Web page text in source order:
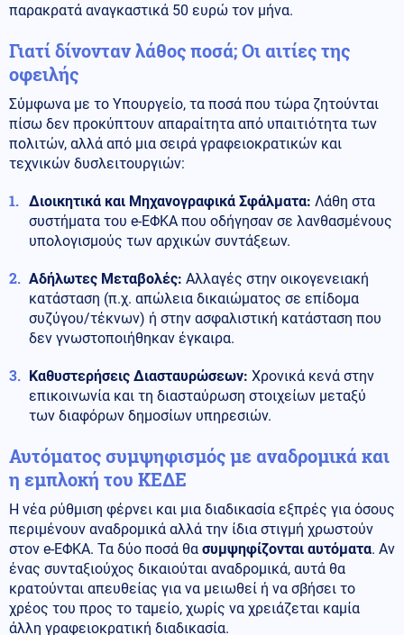
παρακρατά αναγκαστικά 50 ευρώ τον μήνα.
Γιατί δίνονταν λάθος ποσά; Οι αιτίες της
οφειλής
Σύμφωνα με το Υπουργείο, τα ποσά που τώρα ζητούνται
πίσω δεν προκύπτουν απαραίτητα από υπαιτιότητα των
πολιτών, αλλά από μια σειρά γραφειοκρατικών και
τεχνικών δυσλειτουργιών:
Διοικητικά και Μηχανογραφικά Σφάλματα: Λάθη στα
συστήματα του e-ΕΦΚΑ που οδήγησαν σε λανθασμένους
υπολογισμούς των αρχικών συντάξεων.
Αδήλωτες Μεταβολές: Αλλαγές στην οικογενειακή
κατάσταση (π.χ. απώλεια δικαιώματος σε επίδομα
συζύγου/τέκνων) ή στην ασφαλιστική κατάσταση που
δεν γνωστοποιήθηκαν έγκαιρα.
Καθυστερήσεις Διασταυρώσεων: Χρονικά κενά στην
επικοινωνία και τη διασταύρωση στοιχείων μεταξύ
των διαφόρων δημοσίων υπηρεσιών.
Αυτόματος συμψηφισμός με αναδρομικά και
η εμπλοκή του ΚΕΔΕ
Η νέα ρύθμιση φέρνει και μια διαδικασία εξπρές για όσους
περιμένουν αναδρομικά αλλά την ίδια στιγμή χρωστούν
στον e-ΕΦΚΑ. Τα δύο ποσά θα συμψηφίζονται αυτόματα. Αν
ένας συνταξιούχος δικαιούται αναδρομικά, αυτά θα
κρατούνται απευθείας για να μειωθεί ή να σβήσει το
χρέος του προς το ταμείο, χωρίς να χρειάζεται καμία
άλλη γραφειοκρατική διαδικασία.